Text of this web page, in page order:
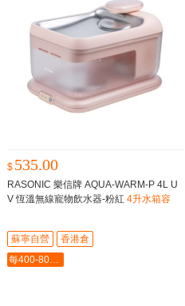
$ 535.00
RASONIC 樂信牌 AQUA-WARM-P 4L U
V 恆溫無線寵物飲水器-粉紅 4升水箱容
蘇寧自營
香港倉
每400-80最多-2000